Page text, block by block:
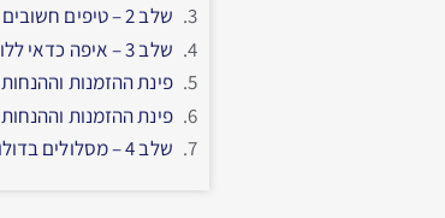
שלב 2 – טיפים חשובים להשכרת רכב לטיול עם הילדים בצפון איטליה
שלב 3 – איפה כדאי ללון בדולומיטים ודרום טירול ואיך מזמינים?
פינת ההזמנות וההנחות
פינת ההזמנות וההנחות
שלב 4 – מסלולים בדולומיטים ובדרום טירול